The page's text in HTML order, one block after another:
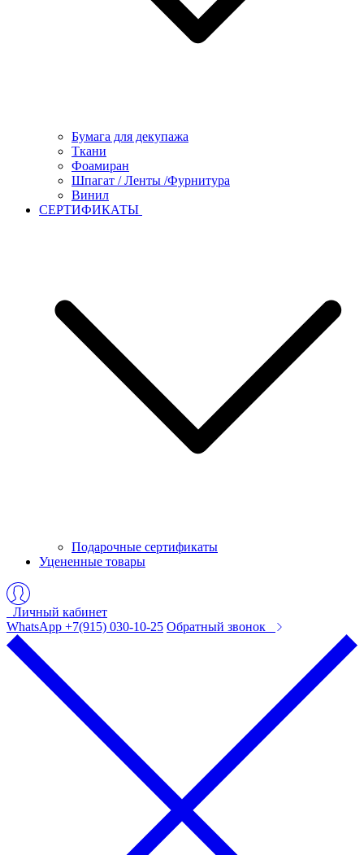
Бумага для декупажа
Ткани
Фоамиран
Шпагат / Ленты /Фурнитура
Винил
СЕРТИФИКАТЫ
Подарочные сертификаты
Уцененные товары
Личный кабинет
WhatsApp +7(915) 030-10-25 Обратный звонок